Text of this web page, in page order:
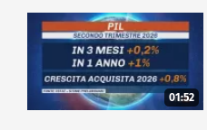
01:52